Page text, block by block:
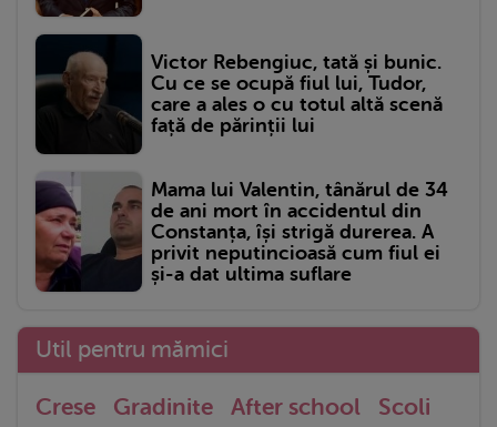
Victor Rebengiuc, tată și bunic.
Cu ce se ocupă fiul lui, Tudor,
care a ales o cu totul altă scenă
față de părinții lui
Mama lui Valentin, tânărul de 34
de ani mort în accidentul din
Constanța, își strigă durerea. A
privit neputincioasă cum fiul ei
și-a dat ultima suflare
Util pentru mămici
Crese Gradinite After school
Scoli